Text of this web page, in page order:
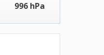
996 hPa